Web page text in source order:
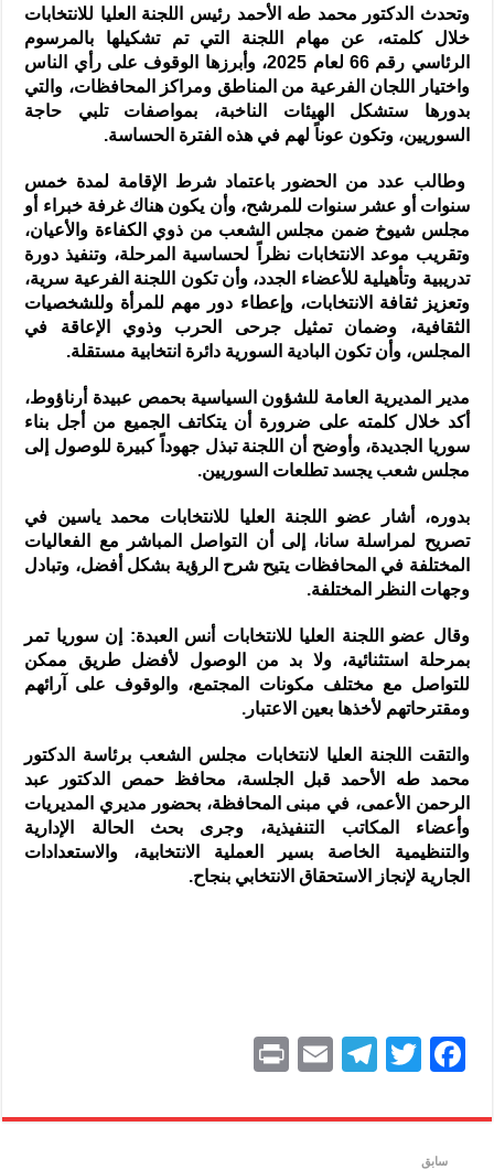
وتحدث الدكتور محمد طه الأحمد رئيس اللجنة العليا للانتخابات
خلال كلمته، عن مهام اللجنة التي تم تشكيلها بالمرسوم
الرئاسي رقم 66 لعام 2025، وأبرزها الوقوف على رأي الناس
واختيار اللجان الفرعية من المناطق ومراكز المحافظات، والتي
بدورها ستشكل الهيئات الناخبة، بمواصفات تلبي حاجة
السوريين، وتكون عوناً لهم في هذه الفترة الحساسة.
وطالب عدد من الحضور باعتماد شرط الإقامة لمدة خمس
سنوات أو عشر سنوات للمرشح، وأن يكون هناك غرفة خبراء أو
مجلس شيوخ ضمن مجلس الشعب من ذوي الكفاءة والأعيان،
وتقريب موعد الانتخابات نظراً لحساسية المرحلة، وتنفيذ دورة
تدريبية وتأهيلية للأعضاء الجدد، وأن تكون اللجنة الفرعية سرية،
وتعزيز ثقافة الانتخابات، وإعطاء دور مهم للمرأة وللشخصيات
الثقافية، وضمان تمثيل جرحى الحرب وذوي الإعاقة في
المجلس، وأن تكون البادية السورية دائرة انتخابية مستقلة.
مدير المديرية العامة للشؤون السياسية بحمص عبيدة أرناؤوط،
أكد خلال كلمته على ضرورة أن يتكاتف الجميع من أجل بناء
سوريا الجديدة، وأوضح أن اللجنة تبذل جهوداً كبيرة للوصول إلى
مجلس شعب يجسد تطلعات السوريين.
بدوره، أشار عضو اللجنة العليا للانتخابات محمد ياسين في
تصريح لمراسلة سانا، إلى أن التواصل المباشر مع الفعاليات
المختلفة في المحافظات يتيح شرح الرؤية بشكل أفضل، وتبادل
وجهات النظر المختلفة.
وقال عضو اللجنة العليا للانتخابات أنس العبدة: إن سوريا تمر
بمرحلة استثنائية، ولا بد من الوصول لأفضل طريق ممكن
للتواصل مع مختلف مكونات المجتمع، والوقوف على آرائهم
ومقترحاتهم لأخذها بعين الاعتبار.
والتقت اللجنة العليا لانتخابات مجلس الشعب برئاسة الدكتور
محمد طه الأحمد قبل الجلسة، محافظ حمص الدكتور عبد
الرحمن الأعمى، في مبنى المحافظة، بحضور مديري المديريات
وأعضاء المكاتب التنفيذية، وجرى بحث الحالة الإدارية
والتنظيمية الخاصة بسير العملية الانتخابية، والاستعدادات
الجارية لإنجاز الاستحقاق الانتخابي بنجاح.
F
c
e
T
itt
T
e
E
ai
nt
سابق